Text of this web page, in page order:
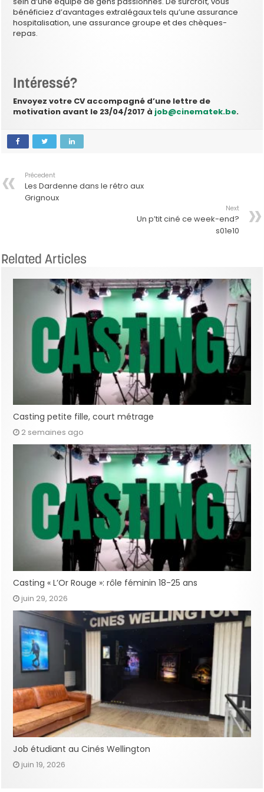
bénéficiez d’avantages extralégaux tels qu’une assurance
hospitalisation, une assurance groupe et des chèques-
repas.
Intéressé?
Envoyez votre CV accompagné d’une lettre de
motivation avant le 23/04/2017 à job@cinematek.be.
Précedent
Les Dardenne dans le rétro aux
Grignoux
Next
Un p’tit ciné ce week-end?
s01e10
Related Articles
Casting petite fille, court métrage
2 semaines ago
Casting « L’Or Rouge »: rôle féminin 18-25 ans
juin 29, 2026
Job étudiant au Cinés Wellington
juin 19, 2026